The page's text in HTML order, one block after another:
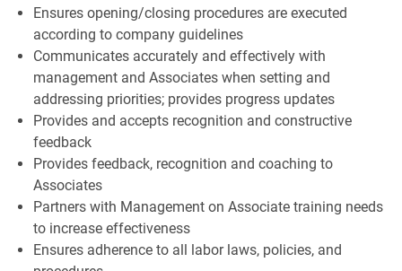
Ensures opening/closing procedures are executed
according to company guidelines
Communicates accurately and effectively with
management and Associates when setting and
addressing priorities; provides progress updates
Provides and accepts recognition and constructive
feedback
Provides feedback, recognition and coaching to
Associates
Partners with Management on Associate training needs
to increase effectiveness
Ensures adherence to all labor laws, policies, and